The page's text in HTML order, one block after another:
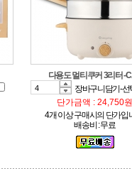
다용도 멀티쿠커 3리터 -
장바구니담기-
단가금액 : 24,750원
4개 이상 구매시의 단가입
배송비 : 무료